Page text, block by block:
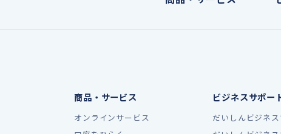
商品・サービス
オンラインサービス
ビジネスサポー
だいしんビジネ